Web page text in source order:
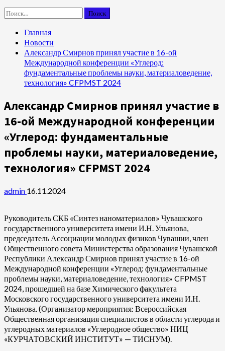
Найти:
Главная
Новости
Александр Смирнов принял участие в 16-ой
Международной конференции «Углерод:
фундаментальные проблемы науки, материаловедение,
технология» CFPMST 2024
Александр Смирнов принял участие в
16-ой Международной конференции
«Углерод: фундаментальные
проблемы науки, материаловедение,
технология» CFPMST 2024
admin 16.11.2024
Руководитель СКБ «Синтез наноматериалов» Чувашского
государственного университета имени И.Н. Ульянова,
председатель Ассоциации молодых физиков Чувашии, член
Общественного совета Министерства образования Чувашской
Республики Александр Смирнов принял участие в 16-ой
Международной конференции «Углерод: фундаментальные
проблемы науки, материаловедение, технология» CFPMST
2024, прошедшей на базе Химического факультета
Московского государственного университета имени И.Н.
Ульянова. (Организатор мероприятия: Всероссийская
Общественная организация специалистов в области углерода и
углеродных материалов «Углеродное общество» НИЦ
«КУРЧАТОВСКИЙ ИНСТИТУТ» — ТИСНУМ).